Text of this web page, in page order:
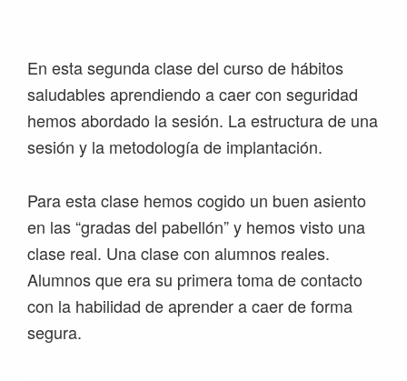
navegación
principal
contenido
principal
barra
lateral
principal
página
En esta segunda clase del curso de hábitos
saludables aprendiendo a caer con seguridad
hemos abordado la sesión. La estructura de una
sesión y la metodología de implantación.
Para esta clase hemos cogido un buen asiento
en las “gradas del pabellón” y hemos visto una
clase real. Una clase con alumnos reales.
Alumnos que era su primera toma de contacto
con la habilidad de aprender a caer de forma
segura.